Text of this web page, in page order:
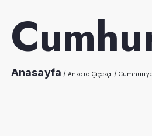
Babaya
Anasayfa / Ankara Çiçekçi /